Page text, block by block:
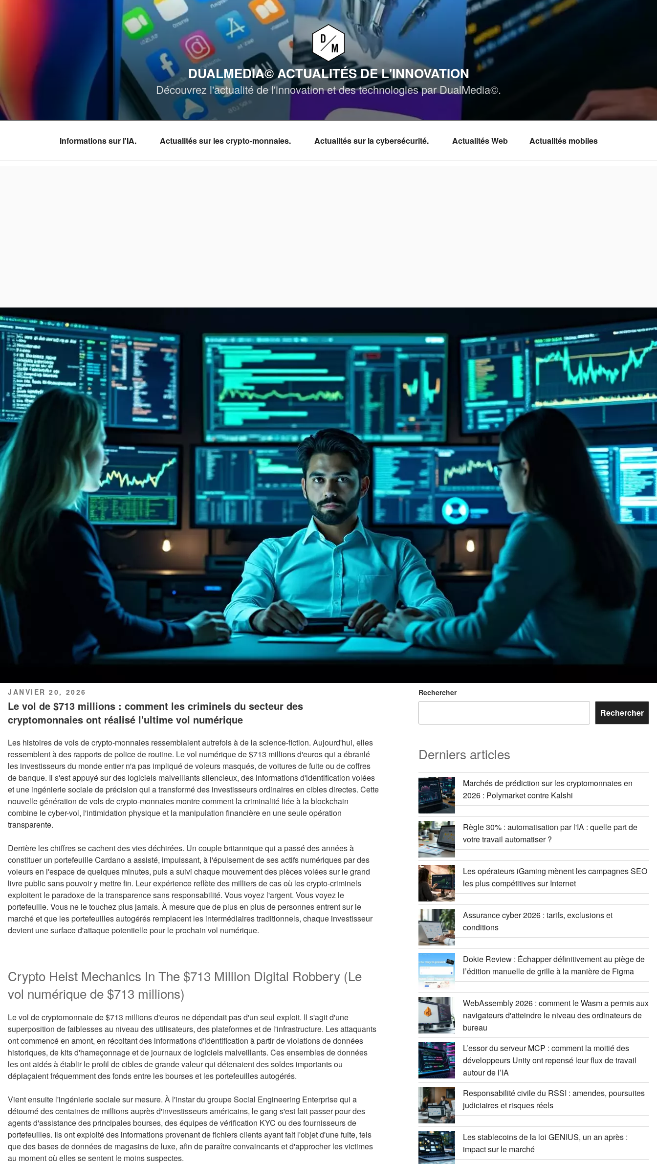
DUALMEDIA© ACTUALITÉS DE L'INNOVATION
Découvrez l'actualité de l'innovation et des technologies par DualMedia©.
Informations sur l'IA. Actualités sur les crypto-monnaies. Actualités sur la cybersécurité. Actualités Web Actualités mobiles
PUBLIÉ
LE
JANVIER 20, 2026
Le vol de $713 millions : comment les criminels du secteur des
cryptomonnaies ont réalisé l'ultime vol numérique
Les histoires de vols de crypto-monnaies ressemblaient autrefois à de la science-fiction. Aujourd'hui, elles
ressemblent à des rapports de police de routine. Le vol numérique de $713 millions d'euros qui a ébranlé
les investisseurs du monde entier n'a pas impliqué de voleurs masqués, de voitures de fuite ou de coffres
de banque. Il s'est appuyé sur des logiciels malveillants silencieux, des informations d'identification volées
et une ingénierie sociale de précision qui a transformé des investisseurs ordinaires en cibles directes. Cette
nouvelle génération de vols de crypto-monnaies montre comment la criminalité liée à la blockchain
combine le cyber-vol, l'intimidation physique et la manipulation financière en une seule opération
transparente.
Derrière les chiffres se cachent des vies déchirées. Un couple britannique qui a passé des années à
constituer un portefeuille Cardano a assisté, impuissant, à l'épuisement de ses actifs numériques par des
voleurs en l'espace de quelques minutes, puis a suivi chaque mouvement des pièces volées sur le grand
livre public sans pouvoir y mettre fin. Leur expérience reflète des milliers de cas où les crypto-criminels
exploitent le paradoxe de la transparence sans responsabilité. Vous voyez l'argent. Vous voyez le
portefeuille. Vous ne le touchez plus jamais. À mesure que de plus en plus de personnes entrent sur le
marché et que les portefeuilles autogérés remplacent les intermédiaires traditionnels, chaque investisseur
devient une surface d'attaque potentielle pour le prochain vol numérique.
Crypto Heist Mechanics In The $713 Million Digital Robbery (Le
vol numérique de $713 millions)
Le vol de cryptomonnaie de $713 millions d'euros ne dépendait pas d'un seul exploit. Il s'agit d'une
superposition de faiblesses au niveau des utilisateurs, des plateformes et de l'infrastructure. Les attaquants
ont commencé en amont, en récoltant des informations d'identification à partir de violations de données
historiques, de kits d'hameçonnage et de journaux de logiciels malveillants. Ces ensembles de données
les ont aidés à établir le profil de cibles de grande valeur qui détenaient des soldes importants ou
déplaçaient fréquemment des fonds entre les bourses et les portefeuilles autogérés.
Vient ensuite l'ingénierie sociale sur mesure. À l'instar du groupe Social Engineering Enterprise qui a
détourné des centaines de millions auprès d'investisseurs américains, le gang s'est fait passer pour des
agents d'assistance des principales bourses, des équipes de vérification KYC ou des fournisseurs de
portefeuilles. Ils ont exploité des informations provenant de fichiers clients ayant fait l'objet d'une fuite, tels
que des bases de données de magasins de luxe, afin de paraître convaincants et d'approcher les victimes
au moment où elles se sentent le moins suspectes.
Rechercher
Rechercher
Derniers articles
Marchés de prédiction sur les cryptomonnaies en
2026 : Polymarket contre Kalshi
Règle 30% : automatisation par l'IA : quelle part de
votre travail automatiser ?
Les opérateurs iGaming mènent les campagnes SEO
les plus compétitives sur Internet
Assurance cyber 2026 : tarifs, exclusions et
conditions
Dokie Review : Échapper définitivement au piège de
l’édition manuelle de grille à la manière de Figma
WebAssembly 2026 : comment le Wasm a permis aux
navigateurs d'atteindre le niveau des ordinateurs de
bureau
L’essor du serveur MCP : comment la moitié des
développeurs Unity ont repensé leur flux de travail
autour de l’IA
Responsabilité civile du RSSI : amendes, poursuites
judiciaires et risques réels
Les stablecoins de la loi GENIUS, un an après :
impact sur le marché